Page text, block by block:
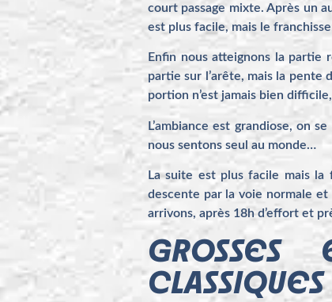
court passage mixte. Après un
est plus facile, mais le
Enfin nous atteignons la partie
partie sur l’arête, mais la pente
portion n’est jamais bien
L’ambiance est grandiose, on
nous sentons seul au monde…
La suite est plus facile mais
descente par la voie normale
arrivons, après 18h d’effort et
GROSSES